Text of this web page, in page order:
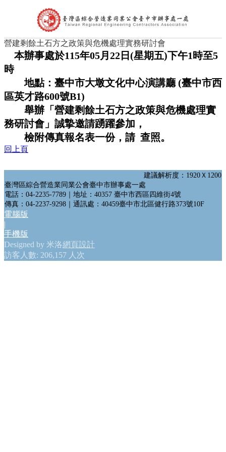
首頁
公會簡介
理事長的話
處長的話
會員代表
會員查詢
最新消息
台中市政府公告
中央政府公告
文件下載
公會花絮
聯絡我們
相關連結
營建剩餘土石方之政策與危機處理實務研討會
本辦事處於115年05月22日(星期五)下午1時至5
時
地點：臺中市大墩文化中心演講廳 (臺中市西
區英才路600號B1)
舉辦「營建剩餘土石方之政策與危機處理實
務研討會」誠摯邀請踴躍參加，
檢附傳真報名表一份，請 查照。
回上頁
建議解析度：1920Ｘ1200
臺灣區綜合營造業同業公會臺中市辦事處一處
電話：04-2235-7789｜地址：40357 臺中市西區四維街4號
傳真：04-2237-9298｜通訊處：40459臺中市北區健行路373號10F
電腦版
|
手機版
Designed by 米洛網頁設計
訪客人數: 206,157 人次